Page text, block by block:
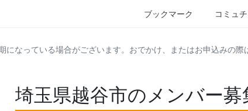
ブックマーク コミュ
になっている場合がございます。おでかけ、またはお申込みの際
埼玉県越谷市のメンバー募